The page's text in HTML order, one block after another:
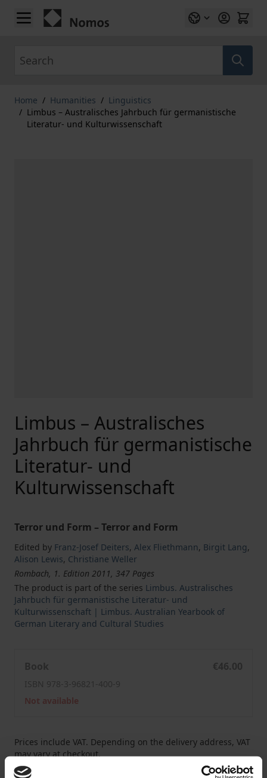
Skip to Content
Home / Humanities / Linguistics
/ Limbus – Australisches Jahrbuch für germanistische
Literatur- und Kulturwissenschaft
Limbus – Australisches
Jahrbuch für germanistische
Literatur- und
Kulturwissenschaft
Terror und Form – Terror and Form
Edited by Franz-Josef Deiters, Alex Fliethmann, Birgit Lang,
Alison Lewis, Christiane Weller
Rombach, 1. Edition 2011, 347 Pages
The product is part of the series Limbus. Australisches
Jahrbuch für germanistische Literatur- und
Kulturwissenschaft | Limbus. Australian Yearbook of
German Literary and Cultural Studies
Book
€46.00
ISBN 978-3-96821-400-9
Not available
Prices include VAT. Depending on the delivery address, VAT
may vary at checkout.